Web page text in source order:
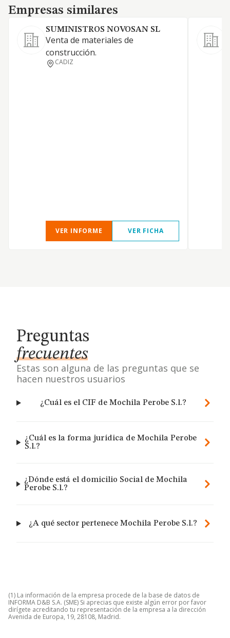
Empresas similares
Empresas similares
SUMINISTROS NOVOSAN SL
Venta de materiales de
construcción.
CADIZ
VER INFORME VER FICHA
Preguntas
frecuentes
Estas son alguna de las preguntas que se
hacen nuestros usuarios
¿Cuál es el CIF de Mochila Perobe S.l.?
¿Cuál es la forma jurídica de Mochila Perobe
S.l.?
¿Dónde está el domicilio Social de Mochila
Perobe S.l.?
¿A qué sector pertenece Mochila Perobe S.l.?
(1) La información de la empresa procede de la base de datos de
INFORMA D&B S.A. (SME) Si aprecias que existe algún error por favor
dirígete acreditando tu representación de la empresa a la dirección
Avenida de Europa, 19, 28108, Madrid.